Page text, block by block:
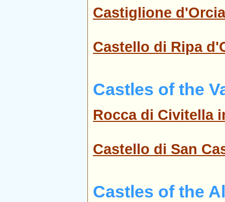
Castiglione d'Orcia
Castello di Ripa
Castles of the
Rocca di Civitella
Castello di San
Castles of the